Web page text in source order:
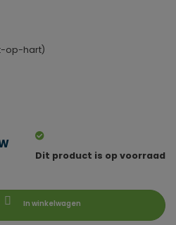
op-hart)
Dit product is op voorraad
In winkelwagen